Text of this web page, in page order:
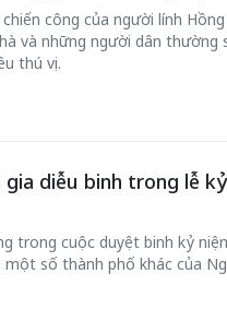
công của người lính
và những người dân thường
thú vị.
diễu binh trong lễ
trong cuộc duyệt binh kỷ
số thành phố khác của
Nam gia
Khơi
văn hóa,
50
nhập
nguồn